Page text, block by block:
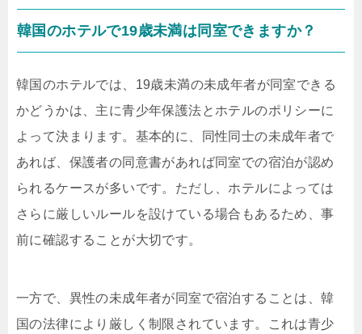
韓国のホテルで19歳未満は同室できますか？
韓国のホテルでは、19歳未満の未成年者が同室できる
かどうかは、主に青少年保護法とホテルのポリシーに
よって決まります。基本的に、同性同士の未成年者で
あれば、保護者の同意書があれば同室での宿泊が認め
られるケースが多いです。ただし、ホテルによっては
さらに厳しいルールを設けている場合もあるため、事
前に確認することが大切です。
一方で、異性の未成年者が同室で宿泊することは、韓
国の法律により厳しく制限されています。これは青少